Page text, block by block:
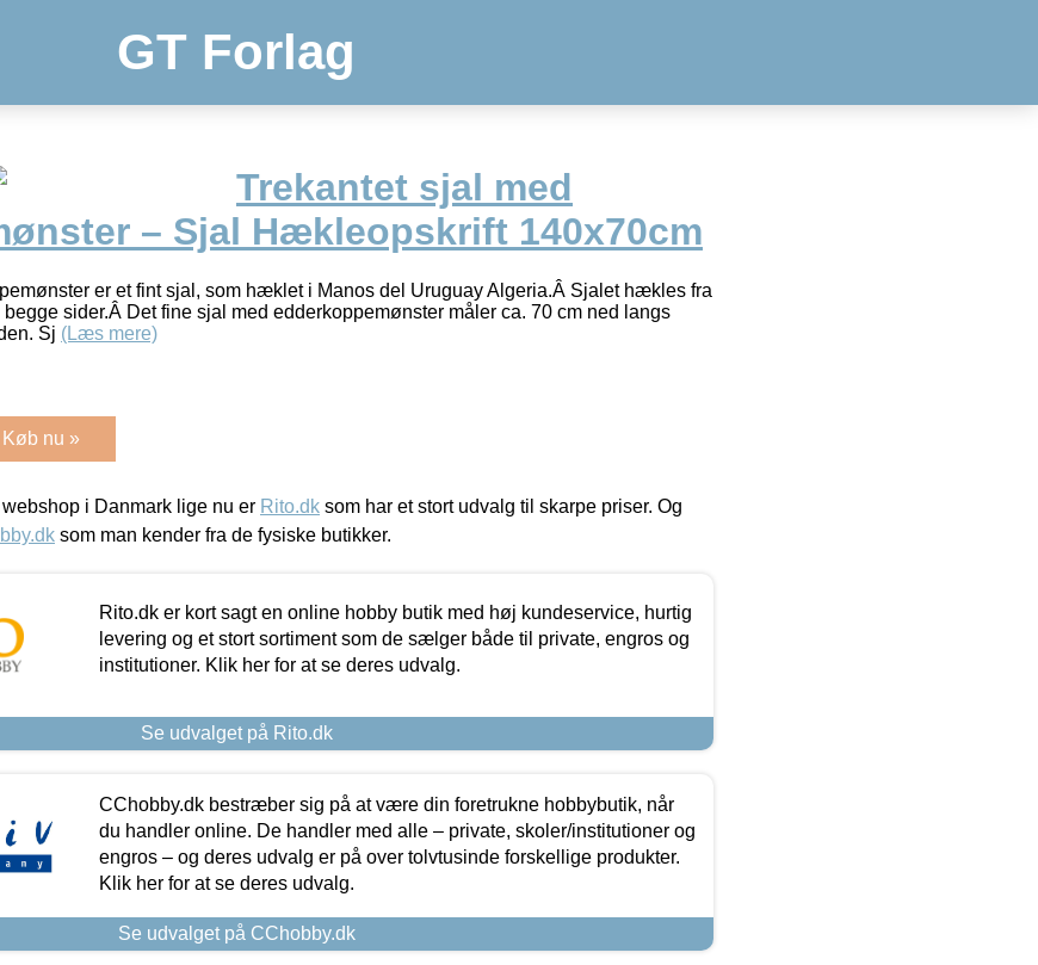
GT Forlag
Trekantet sjal med
– Sjal Hækleopskrift 140x70cm
er et fint sjal, som hæklet i Manos del Uruguay Algeria.Â Sjalet hækles fra
sider.Â Det fine sjal med edderkoppemønster måler ca. 70 cm ned langs
Sj (Læs mere)
Køb nu »
i Danmark lige nu er Rito.dk som har et stort udvalg til skarpe priser. Og
som man kender fra de fysiske butikker.
Rito.dk er kort sagt en online hobby butik med høj kundeservice, hurtig
levering og et stort sortiment som de sælger både til private, engros og
institutioner. Klik her for at se deres udvalg.
Se udvalget på Rito.dk
CChobby.dk bestræber sig på at være din foretrukne hobbybutik, når
du handler online. De handler med alle – private, skoler/institutioner og
engros – og deres udvalg er på over tolvtusinde forskellige produkter.
Klik her for at se deres udvalg.
Se udvalget på CChobby.dk